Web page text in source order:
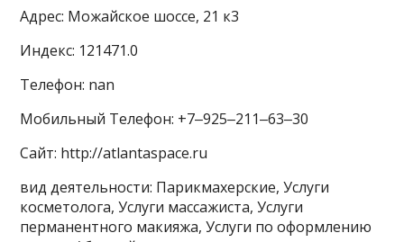
Адрес: Можайское шоссе, 21 к3
Индекс: 121471.0
Телефон: nan
Мобильный Телефон: +7‒925‒211‒63‒30
Сайт: http://atlantaspace.ru
вид деятельности: Парикмахерские, Услуги
косметолога, Услуги массажиста, Услуги
перманентного макияжа, Услуги по оформлению